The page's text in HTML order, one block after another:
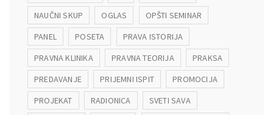
NAUČNI SKUP
OGLAS
OPŠTI SEMINAR
PANEL
POSETA
PRAVA ISTORIJA
PRAVNA KLINIKA
PRAVNA TEORIJA
PRAKSA
PREDAVANJE
PRIJEMNI ISPIT
PROMOCIJA
PROJEKAT
RADIONICA
SVETI SAVA